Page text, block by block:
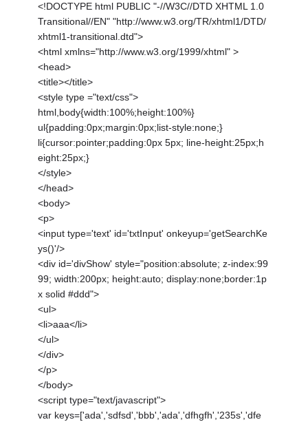
<!DOCTYPE html PUBLIC "-//W3C//DTD XHTML 1.0
Transitional//EN" "http://www.w3.org/TR/xhtml1/DTD/
xhtml1-transitional.dtd">
<html xmlns="http://www.w3.org/1999/xhtml" >
<head>
<title></title>
<style type ="text/css">
html,body{width:100%;height:100%}
ul{padding:0px;margin:0px;list-style:none;}
li{cursor:pointer;padding:0px 5px; line-height:25px;h
eight:25px;}
</style>
</head>
<body>
<p>
<input type='text' id='txtInput' onkeyup='getSearchKe
ys()'/>
<div id='divShow' style="position:absolute; z-index:99
99; width:200px; height:auto; display:none;border:1p
x solid #ddd">
<ul>
<li>aaa</li>
</ul>
</div>
</p>
</body>
<script type="text/javascript">
var keys=['ada','sdfsd','bbb','ada','dfhgfh','235s','dfe